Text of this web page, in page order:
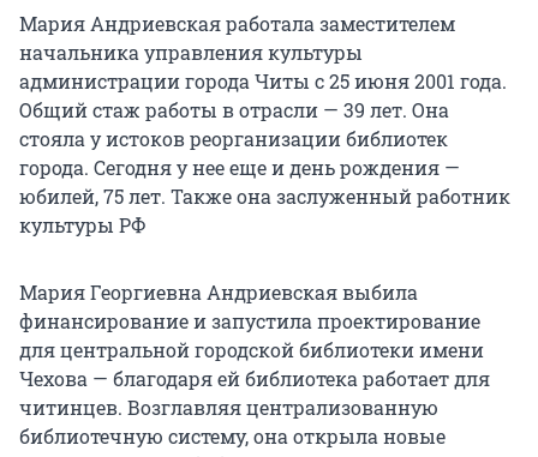
Мария Андриевская работала заместителем
начальника управления культуры
администрации города Читы с 25 июня 2001 года.
Общий стаж работы в отрасли — 39 лет. Она
стояла у истоков реорганизации библиотек
города. Сегодня у нее еще и день рождения —
юбилей, 75 лет. Также она заслуженный работник
культуры РФ
Мария Георгиевна Андриевская выбила
финансирование и запустила проектирование
для центральной городской библиотеки имени
Чехова — благодаря ей библиотека работает для
читинцев. Возглавляя централизованную
библиотечную систему, она открыла новые